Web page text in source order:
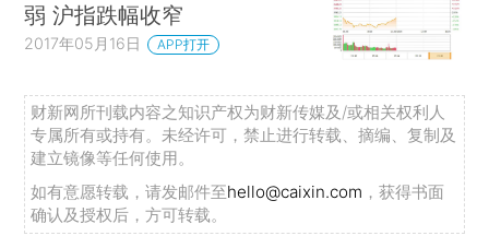
弱 沪指跌幅收窄
2017年05月16日 APP打开
财新网所刊载内容之知识产权为财新传媒及/或相关权利人
专属所有或持有。未经许可，禁止进行转载、摘编、复制及
建立镜像等任何使用。
如有意愿转载，请发邮件至hello@caixin.com ，获得书面
确认及授权后，方可转载。